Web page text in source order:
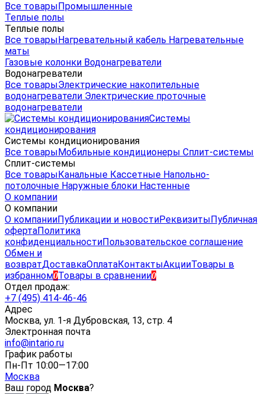
Все товарыПромышленные
Теплые полы
Теплые полы
Все товарыНагревательный кабель Нагревательные
маты
Газовые колонки Водонагреватели
Водонагреватели
Все товарыЭлектрические накопительные
водонагреватели Электрические проточные
водонагреватели
Системы
кондиционирования
Системы кондиционирования
Все товарыМобильные кондиционеры Сплит-системы
Сплит-системы
Все товарыКанальные Кассетные Напольно-
потолочные Наружные блоки Настенные
О компании
О компании
О компанииПубликации и новостиРеквизитыПубличная
офертаПолитика
конфиденциальностиПользовательское соглашение
Обмен и
возвратДоставкаОплатаКонтактыАкцииТовары в
избранном0Товары в сравнении0
Отдел продаж:
+7 (495) 414-46-46
Адрес
Москва, ул. 1-я Дубровская, 13, стр. 4
Электронная почта
info@intario.ru
График работы
Пн-Пт 10:00—17:00
Москва
Ваш город Москва?